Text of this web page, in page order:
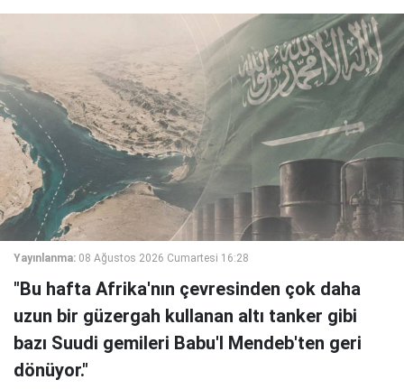
Yayınlanma: 08 Ağustos 2026 Cumartesi 16:28
"Bu hafta Afrika'nın çevresinden çok daha
uzun bir güzergah kullanan altı tanker gibi
bazı Suudi gemileri Babu'l Mendeb'ten geri
dönüyor."